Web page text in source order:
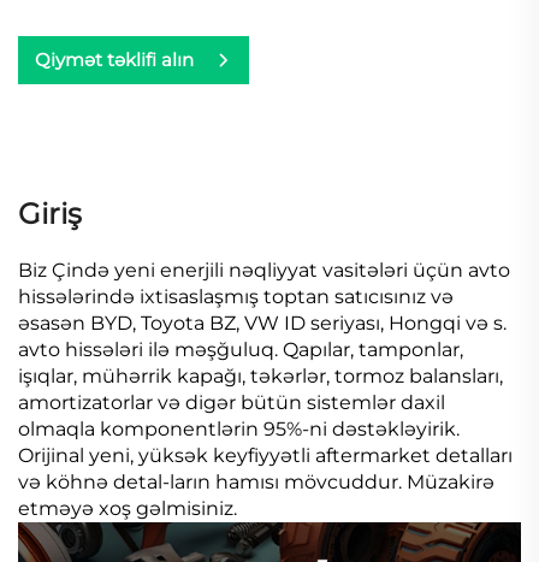
Qiymət təklifi alın
Giriş
Biz Çində yeni enerjili nəqliyyat vasitələri üçün avto
hissələrində ixtisaslaşmış toptan satıcısınız və
əsasən BYD, Toyota BZ, VW ID seriyası, Hongqi və s.
avto hissələri ilə məşğuluq. Qapılar, tamponlar,
işıqlar, mühərrik kapağı, təkərlər, tormoz balansları,
amortizatorlar və digər bütün sistemlər daxil
olmaqla komponentlərin 95%-ni dəstəkləyirik.
Orijinal yeni, yüksək keyfiyyətli aftermarket detalları
və köhnə detal-ların hamısı mövcuddur. Müzakirə
etməyə xoş gəlmisiniz.